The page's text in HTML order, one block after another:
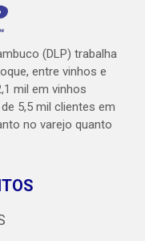
(DLP) trabalha
entre vinhos e
mil em vinhos
5,5 mil clientes em
no varejo quanto